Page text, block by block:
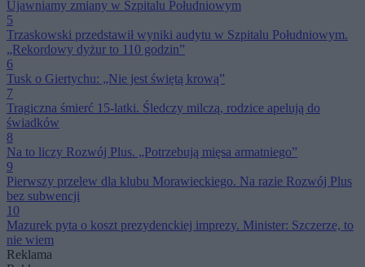
Ujawniamy zmiany w Szpitalu Południowym
5
Trzaskowski przedstawił wyniki audytu w Szpitalu Południowym.
„Rekordowy dyżur to 110 godzin”
6
Tusk o Giertychu: „Nie jest świętą krową”
7
Tragiczna śmierć 15-latki. Śledczy milczą, rodzice apelują do
świadków
8
Na to liczy Rozwój Plus. „Potrzebują mięsa armatniego”
9
Pierwszy przelew dla klubu Morawieckiego. Na razie Rozwój Plus
bez subwencji
10
Mazurek pyta o koszt prezydenckiej imprezy. Minister: Szczerze, to
nie wiem
Reklama